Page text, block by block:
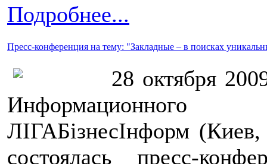
Подробнее...
Пресс-конференция на тему: "Закладные – в поисках
28 октября
ЛІГАБізнесІнформ
состоялась пресс-